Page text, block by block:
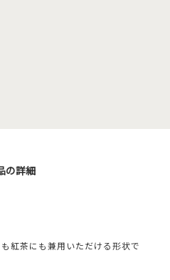
の詳細
紅茶にも兼用いただける形状で